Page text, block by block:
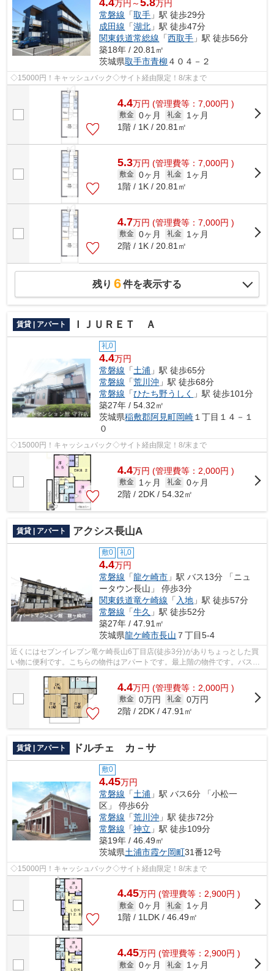
4.4万円～5.8万円
常磐線 「取手 」駅 徒歩29分
成田線 「湖北 」駅 徒歩47分
関東鉄道常総線 「西取手 」駅 徒歩56分
築18年 / 20.81㎡
茨城県取手市青柳 ４０４－２
◇15000円！キャッシュバック◇サイト経由限定！8/末まで
4.4万円 (管理費等：7,000円 )
敷金 0ヶ月 礼金
1ヶ月
1階 / 1K / 20.81㎡
5.3万円 (管理費等：7,000円 )
敷金 0ヶ月 礼金
1ヶ月
1階 / 1K / 20.81㎡
4.7万円 (管理費等：7,000円 )
敷金 0ヶ月 礼金
1ヶ月
2階 / 1K / 20.81㎡
残り 6件を表示する
賃貸 | アパート ＩＪＵＲＥＴ Ａ
礼0
4.4万円
常磐線 「土浦 」駅 徒歩65分
常磐線 「荒川沖 」駅 徒歩68分
常磐線 「ひたち野うしく
」駅 徒歩101分
築27年 / 54.32㎡
茨城県稲敷郡阿見町岡崎１丁目１４－１
０
◇15000円！キャッシュバック◇サイト経由限定！8/末まで
4.4万円 (管理費等：2,000円 )
敷金 1ヶ月 礼金 0ヶ月
2階 / 2DK / 54.32㎡
賃貸 | アパート アクシス長山A
敷0 礼0
4.4万円
常磐線 「龍ケ崎市 」駅 バス13分 「ニュ
ータウン長山」 停歩3分
関東鉄道竜ケ崎線 「 入地 」駅 徒歩57分
常磐線 「牛久 」駅 徒歩52分
築27年 / 47.91㎡
茨城県龍ケ崎市長山 ７丁目5-4
近くにはセブンイレブン竜ケ崎長山6丁目店(徒歩3分)がありちょっとした買
い物に便利です。こちらの物件はアパートです。最上階の物件です。バス停
4.4万円 (管理費等：2,000円 )
敷金 0万円 礼金 0万円
2階 / 2DK / 47.91㎡
賃貸 | アパート ドルチェ カ－サ
敷0
4.45万円
常磐線 「土浦 」駅 バス6分 「小松一
区」 停歩6分
常磐線 「荒川沖 」駅 徒歩72分
常磐線 「神立 」駅 徒歩109分
築19年 / 46.49㎡
茨城県土浦市霞ケ岡町31番12号
◇15000円！キャッシュバック◇サイト経由限定！8/末まで
4.45万円 (管理費等：2,900円 )
敷金 0ヶ月 礼金
1ヶ月
1階 / 1LDK / 46.49㎡
4.45万円 (管理費等：2,900円 )
敷金 0ヶ月 礼金
1ヶ月